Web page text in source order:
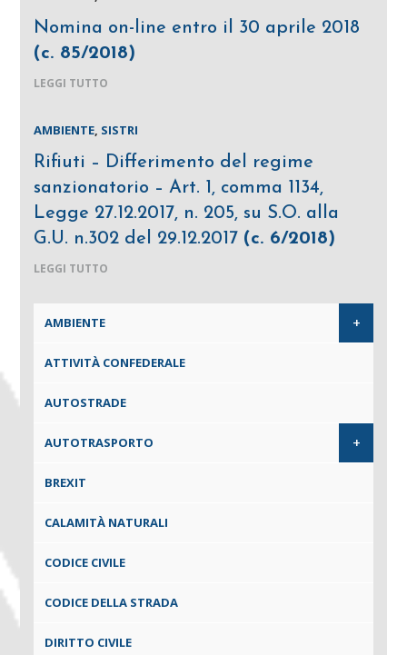
Nomina on-line entro il 30 aprile 2018
(c. 85/2018)
LEGGI TUTTO
AMBIENTE, SISTRI
Rifiuti – Differimento del regime
sanzionatorio – Art. 1, comma 1134,
Legge 27.12.2017, n. 205, su S.O. alla
G.U. n.302 del 29.12.2017 (c. 6/2018)
LEGGI TUTTO
AMBIENTE +
ATTIVITÀ CONFEDERALE
AUTOSTRADE
AUTOTRASPORTO +
BREXIT
CALAMITÀ NATURALI
CODICE CIVILE
CODICE DELLA STRADA
DIRITTO CIVILE